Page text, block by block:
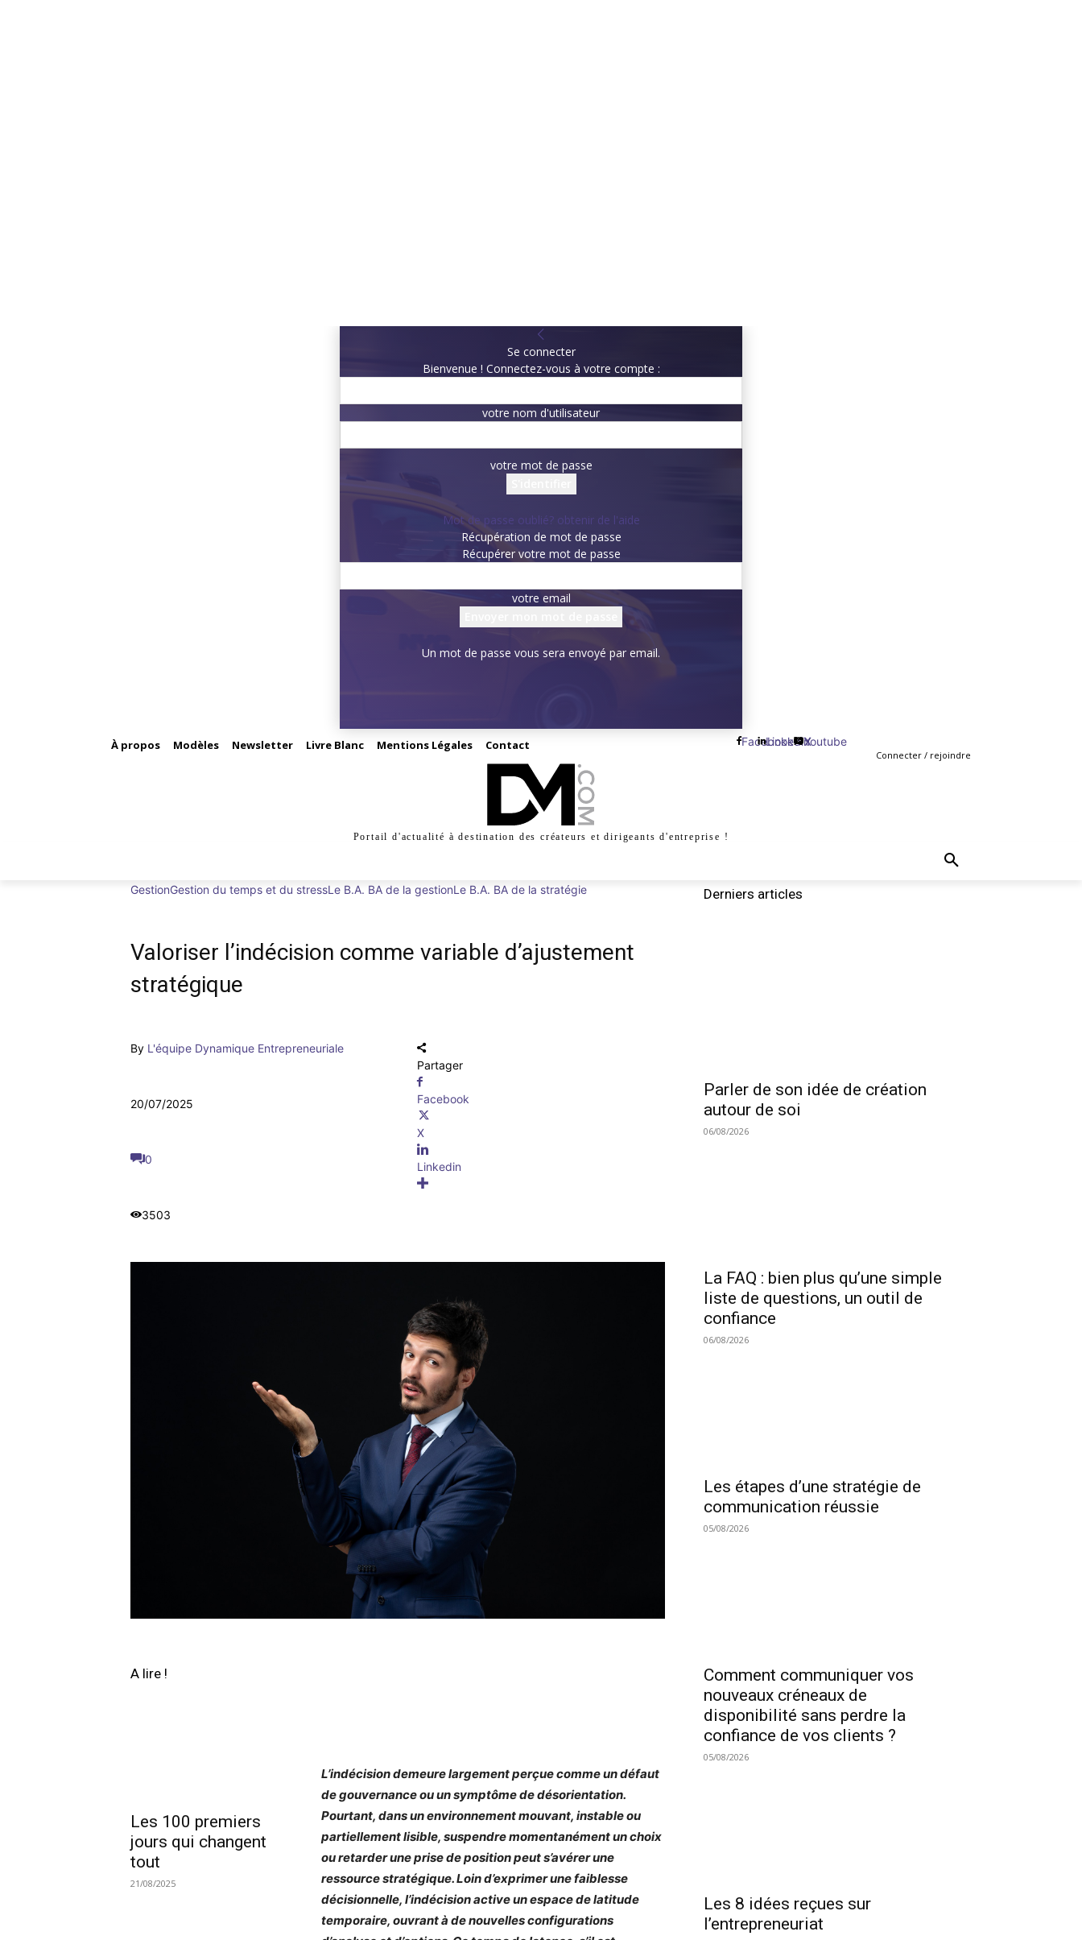
Se connecter
Bienvenue ! Connectez-vous à votre compte :
votre nom d'utilisateur
votre mot de passe
Mot de passe oublié? obtenir de l'aide
Récupération de mot de passe
Récupérer votre mot de passe
votre email
Un mot de passe vous sera envoyé par email.
À propos Modèles Newsletter Livre Blanc Mentions Légales Contact Facebook
Linkedin
X
Youtube
Connecter / rejoindre
Portail d'actualité à destination des créateurs et dirigeants d'entreprise !
GestionGestion du temps et du stressLe B.A. BA de la gestionLe B.A. BA de la stratégie
Valoriser l’indécision comme variable d’ajustement
stratégique
By L'équipe Dynamique Entrepreneuriale
20/07/2025
0
3503
Partager
Facebook
X
Linkedin
A lire !
Les 100 premiers
jours qui changent
tout
21/08/2025
L’indécision demeure largement perçue comme un défaut
de gouvernance ou un symptôme de désorientation.
Pourtant, dans un environnement mouvant, instable ou
partiellement lisible, suspendre momentanément un choix
ou retarder une prise de position peut s’avérer une
ressource stratégique. Loin d’exprimer une faiblesse
décisionnelle, l’indécision active un espace de latitude
temporaire, ouvrant à de nouvelles configurations
Derniers articles
Parler de son idée de création
autour de soi
06/08/2026
La FAQ : bien plus qu’une simple
liste de questions, un outil de
confiance
06/08/2026
Les étapes d’une stratégie de
communication réussie
05/08/2026
Comment communiquer vos
nouveaux créneaux de
disponibilité sans perdre la
confiance de vos clients ?
05/08/2026
Les 8 idées reçues sur
l’entrepreneuriat